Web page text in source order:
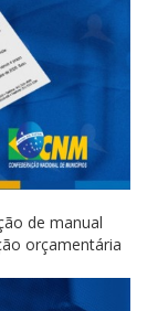
de manual
orçamentária